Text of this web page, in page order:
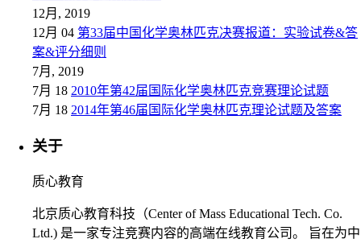
12月, 2019
12月 04 第33届中国化学奥林匹克决赛报道：实验试卷&答
案&评分细则
7月, 2019
7月 18 2010年第42届国际化学奥林匹克竞赛理论试题
7月 18 2014年第46届国际化学奥林匹克理论试题及答案
关于
质心教育
北京质心教育科技（Center of Mass Educational Tech. Co.
Ltd.) 是一家专注竞赛内容的高端在线教育公司。 旨在为中